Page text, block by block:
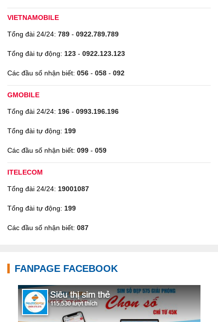
VIETNAMOBILE
Tổng đài 24/24: 789 - 0922.789.789
Tổng đài tự động: 123 - 0922.123.123
Các đầu số nhận biết: 056 - 058 - 092
GMOBILE
Tổng đài 24/24: 196 - 0993.196.196
Tổng đài tự động: 199
Các đầu số nhận biết: 099 - 059
ITELECOM
Tổng đài 24/24: 19001087
Tổng đài tự động: 199
Các đầu số nhận biết: 087
FANPAGE FACEBOOK